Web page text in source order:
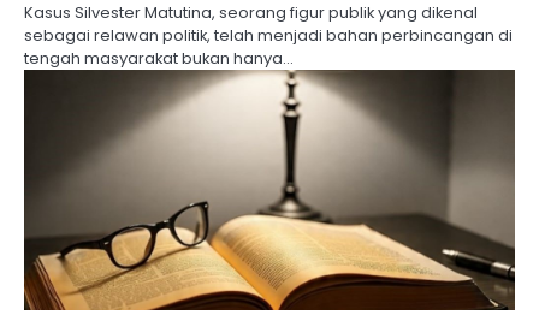
Kasus Silvester Matutina, seorang figur publik yang dikenal
sebagai relawan politik, telah menjadi bahan perbincangan di
tengah masyarakat bukan hanya…